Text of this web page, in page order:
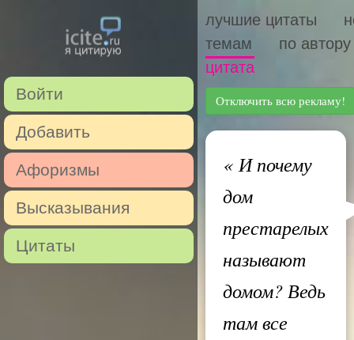
Войти
Добавить
Афоризмы
Высказывания
Цитаты
лучшие цитаты
темам
по автору
цитата
Отключить всю рекламу!
«И почему
дом
престарелых
называют
домом? Ведь
там все